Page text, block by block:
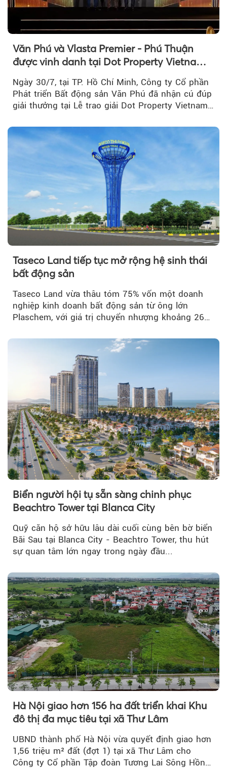
Văn Phú và Vlasta Premier - Phú Thuận
được vinh danh tại Dot Property Vietnam
Real Estate Awards 2026
Ngày 30/7, tại TP. Hồ Chí Minh, Công ty Cổ phần
Phát triển Bất động sản Văn Phú đã nhận cú đúp
giải thưởng tại Lễ trao giải Dot Property Vietnam
Taseco Land tiếp tục mở rộng hệ sinh thái
bất động sản
Taseco Land vừa thâu tóm 75% vốn một doanh
nghiệp kinh doanh bất động sản từ ông lớn
Plaschem, với giá trị chuyển nhượng khoảng 262
Biển người hội tụ sẵn sàng chinh phục
Beachtro Tower tại Blanca City
Quỹ căn hộ sở hữu lâu dài cuối cùng bên bờ biển
Bãi Sau tại Blanca City - Beachtro Tower, thu hút
sự quan tâm lớn ngay trong ngày đầu...
Hà Nội giao hơn 156 ha đất triển khai Khu
đô thị đa mục tiêu tại xã Thư Lâm
UBND thành phố Hà Nội vừa quyết định giao hơn
1,56 triệu m² đất (đợt 1) tại xã Thư Lâm cho
Công ty Cổ phần Tập đoàn Tương Lai Sông Hồng